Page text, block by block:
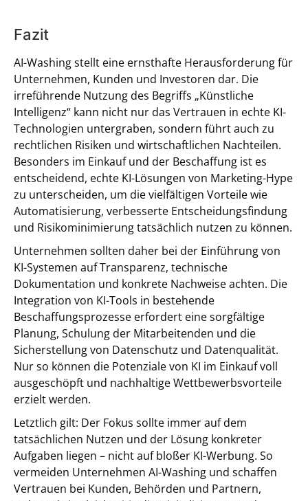
Fazit
AI-Washing stellt eine ernsthafte Herausforderung für
Unternehmen, Kunden und Investoren dar. Die
irreführende Nutzung des Begriffs „Künstliche
Intelligenz“ kann nicht nur das Vertrauen in echte KI-
Technologien untergraben, sondern führt auch zu
rechtlichen Risiken und wirtschaftlichen Nachteilen.
Besonders im Einkauf und der Beschaffung ist es
entscheidend, echte KI-Lösungen von Marketing-Hype
zu unterscheiden, um die vielfältigen Vorteile wie
Automatisierung, verbesserte Entscheidungsfindung
und Risikominimierung tatsächlich nutzen zu können.
Unternehmen sollten daher bei der Einführung von
KI-Systemen auf Transparenz, technische
Dokumentation und konkrete Nachweise achten. Die
Integration von KI-Tools in bestehende
Beschaffungsprozesse erfordert eine sorgfältige
Planung, Schulung der Mitarbeitenden und die
Sicherstellung von Datenschutz und Datenqualität.
Nur so können die Potenziale von KI im Einkauf voll
ausgeschöpft und nachhaltige Wettbewerbsvorteile
erzielt werden.
Letztlich gilt: Der Fokus sollte immer auf dem
tatsächlichen Nutzen und der Lösung konkreter
Aufgaben liegen – nicht auf bloßer KI-Werbung. So
vermeiden Unternehmen AI-Washing und schaffen
Vertrauen bei Kunden, Behörden und Partnern,